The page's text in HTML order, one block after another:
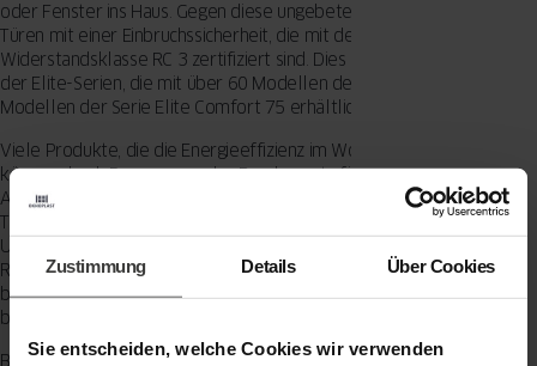
Zustimmung Details Über Cookies
Sie entscheiden, welche Cookies wir verwenden
oder Fenster ins Haus. Gegen diese ungebetenen Gäste schützen die
Türen mit einer Einbruchssicherheit, die mit der offiziellen
Widerstandsklasse RC 3 zertifiziert sind. Dies gilt für alle Türmodelle
der Elite-Serien, die mit über 60 Modellen der Serie Elite 90 und 35
Modellen der Serie Elite Comfort 75 erhältlich sind.
Viele Produkte, die die Energieeffizienz im Wohnbau erhöhen,
können durch Programme des Bundesamts für Wirtschaft und
Ausfuhrkontrolle (BAFA) gefördert werden. Das gilt auch für alle
Tür-Serien von Aluhaus – sie sind ausnahmslos förderfähig. Das
Unternehmen unterstützt seine Fachhandelspartner mit einem
Rundum-Service zu diesen Fördermöglichkeiten, so dass der
bürokratische Aufwand für Handel und Kunden auf ein Minimum
beschränkt ist.
Bildunterschrift: